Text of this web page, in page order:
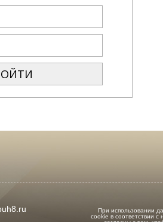
При использовании
cookie в соответствии